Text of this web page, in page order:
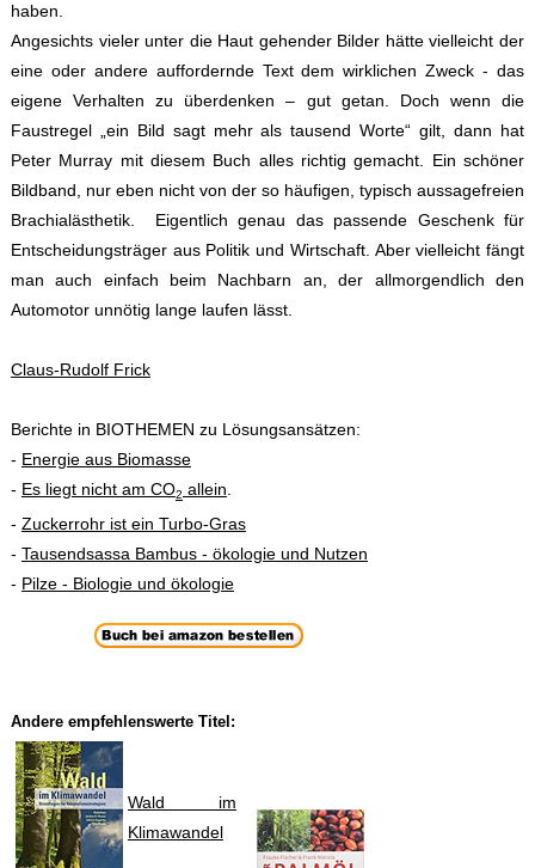
haben.
Angesichts vieler unter die Haut gehender Bilder hätte vielleicht der
eine oder andere auffordernde Text dem wirklichen Zweck - das
eigene Verhalten zu überdenken – gut getan. Doch wenn die
Faustregel „ein Bild sagt mehr als tausend Worte“ gilt, dann hat
Peter Murray mit diesem Buch alles richtig gemacht. Ein schöner
Bildband, nur eben nicht von der so häufigen, typisch aussagefreien
Brachialästhetik. Eigentlich genau das passende Geschenk für
Entscheidungsträger aus Politik und Wirtschaft. Aber vielleicht fängt
man auch einfach beim Nachbarn an, der allmorgendlich den
Automotor unnötig lange laufen lässt.
Claus-Rudolf Frick
Berichte in BIOTHEMEN zu Lösungsansätzen:
- Energie aus Biomasse
- Es liegt nicht am CO2 allein
- Zuckerrohr ist ein Turbo-Gras
- Tausendsassa Bambus - ökologie und Nutzen
- Pilze - Biologie und ökologie
Andere empfehlenswerte Titel:
Wald im
Klimawandel